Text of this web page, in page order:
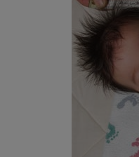
Social
revamp
Ansicht wechseln